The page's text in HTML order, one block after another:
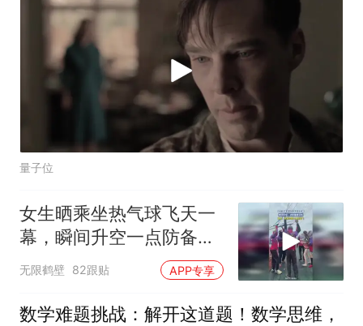
量子位
女生晒乘坐热气球飞天一
幕，瞬间升空一点防备都
没有
无限鹤壁 82跟贴 APP专享
数学难题挑战：解开这道题！数学思维，